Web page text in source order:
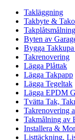
Takläggning
Takbyte &
Takplåtsmålning
Byten av
Bygga
Takrenovering
Lägga Plåttak
Lägga Takpapp
Lägga Tegeltak
Lägga EPDM
Tvätta Tak,
Takrenovering
Takmålning av
Installera &
Listtäckning,